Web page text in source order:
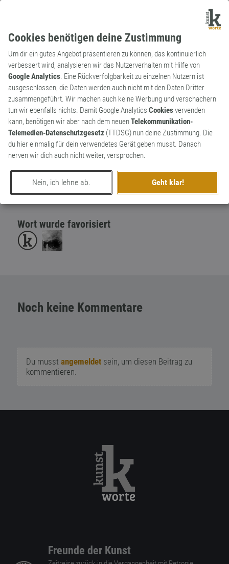
Cookies benötigen deine Zustimmung
Um dir ein gutes Angebot präsentieren zu können, das kontinuierlich
verbessert wird, analysieren wir das Nutzerverhalten mit Hilfe von
Google Analytics. Eine Rückverfolgbarkeit zu einzelnen Nutzern ist
ausgeschlossen, die Daten werden auch nicht mit den Daten Dritter
zusammengeführt. Wir machen auch keine Werbung und verschachern
tun wir ebenfalls nichts. Damit Google Analytics Cookiesvervenden
kann, benötigen wir aber nach dem neuenTelekommunikation-
Telemedien-Datenschutzgesetz (TTDSG) nun deine Zustimmung. Die
du hier einmalig für dein verwendetes Gerät geben musst. Danach
nerven wir dich auch nicht weiter, versprochen.
Nein, ich lehne ab. Geht klar!
Archaismus
Substantiv
Hagestolz
Veraltetes Wort für einen Junggesellen
höheren Alters aus Überzeugung.
0
erschaffen von Worthüter
am 1. August 2013
Wort wurde favorisiert
Noch keine Kommentare
Du musst angemeldetsein, um diesen Beitrag zu
kommentieren.
Freunde der Kunst